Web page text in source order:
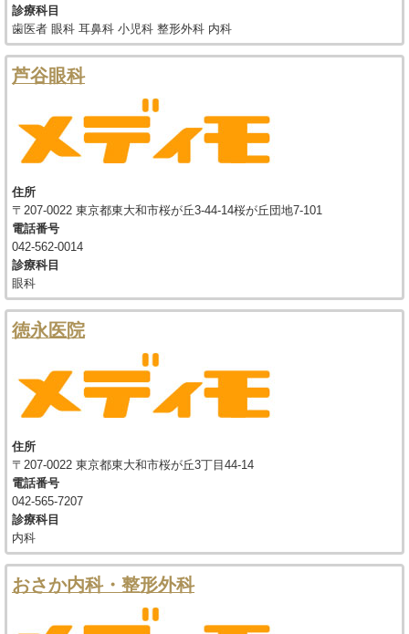
診療科目
歯医者 眼科 耳鼻科 小児科 整形外科 内科
芦谷眼科
住所
〒207-0022 東京都東大和市桜が丘3-44-14桜が丘団地7-101
電話番号
042-562-0014
診療科目
眼科
徳永医院
住所
〒207-0022 東京都東大和市桜が丘3丁目44-14
電話番号
042-565-7207
診療科目
内科
おさか内科・整形外科